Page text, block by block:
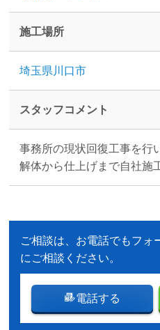
施工場所
埼玉県川口市
スタッフコメント
事務所の現状回復工事を行
解体から仕上げまで自社施
ご相談は、お電話でもフォ
にご相談ください。
電話する